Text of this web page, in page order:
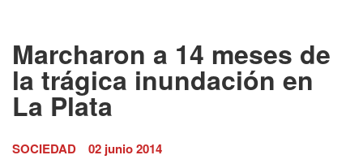
Marcharon a 14 meses de
la trágica inundación en
La Plata
SOCIEDAD 02 junio 2014